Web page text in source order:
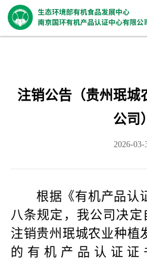
注销公告（贵州珉城
公司）
2026-03-
根据《有机产品认
八条规定，我公司决定
注销贵州珉城农业种植
的有机产品认证证